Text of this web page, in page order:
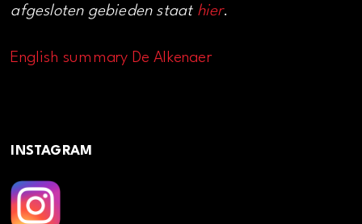
afgesloten gebieden staat hier.
English summary De Alkenaer
INSTAGRAM